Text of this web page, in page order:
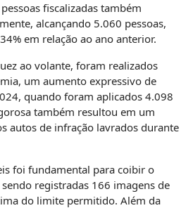
fiscalizadas também
alcançando 5.060 pessoas,
em relação ao ano anterior.
ao volante, foram realizados
um aumento expressivo de
quando foram aplicados 4.098
também resultou em um
autos de infração lavrados durante
foi fundamental para coibir o
registradas 166 imagens de
do limite permitido. Além da